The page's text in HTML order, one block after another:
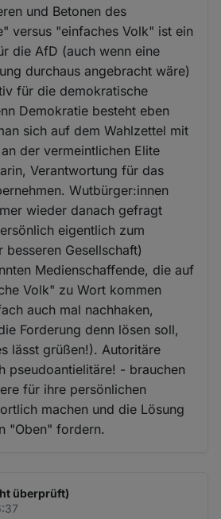
und Betonen des
versus "einfaches Volk" ist ein
die AfD (auch wenn eine
durchaus angebracht wäre)
für die demokratische
Demokratie besteht eben
sich auf dem Wahlzettel mit
der vermeintlichen Elite
Verantwortung für das
Wutbürger:innen
wieder danach gefragt
eigentlich zum
besseren Gesellschaft)
Medienschaffende, die auf
Volk" zu Wort kommen
auch mal nachhaken,
Forderung denn lösen soll,
lässt grüßen!). Autoritäre
pseudoantielitäre! - brauchen
für ihre persönlichen
machen und die Lösung
"Oben" fordern.
überprüft)